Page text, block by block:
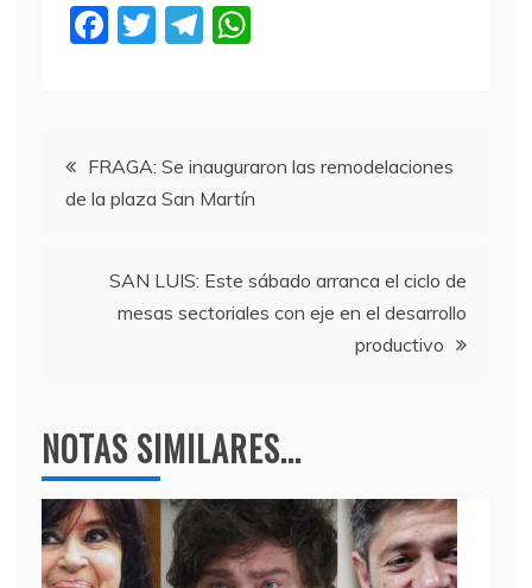
F
b
o
k
T
T
a
m
A
p
Navegación
de
entradas
FRAGA: Se inauguraron las remodelaciones
de la plaza San Martín
SAN LUIS: Este sábado arranca el ciclo de
mesas sectoriales con eje en el desarrollo
productivo
NOTAS SIMILARES...